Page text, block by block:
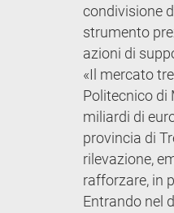
condivisione
strumento
azioni di
«Il mercato
Politecnico di
miliardi di
provincia di
rilevazione,
rafforzare, in
Entrando nel